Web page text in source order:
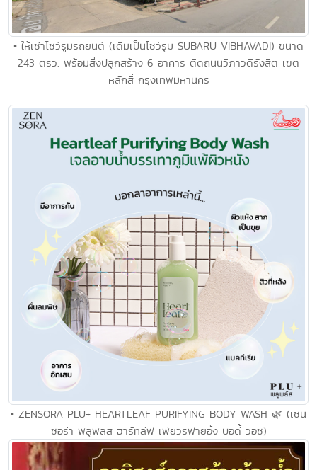
• ให้เช่าโชว์รูมรถยนต์ (เดิมเป็นโชว์รูม SUBARU VIBHAVADI) ขนาด
243 ตรว. พร้อมสิ่งปลูกสร้าง 6 อาคาร ติดถนนวิภาวดีรังสิต เขต
หลักสี่ กรุงเทพมหานคร
• ZENSORA PLU+ HEARTLEAF PURIFYING BODY WASH 🌿 (เซน
ซอร่า พลูพลัส ฮาร์ทลีฟ เพียวริฟายอิ้ง บอดี้ วอช)